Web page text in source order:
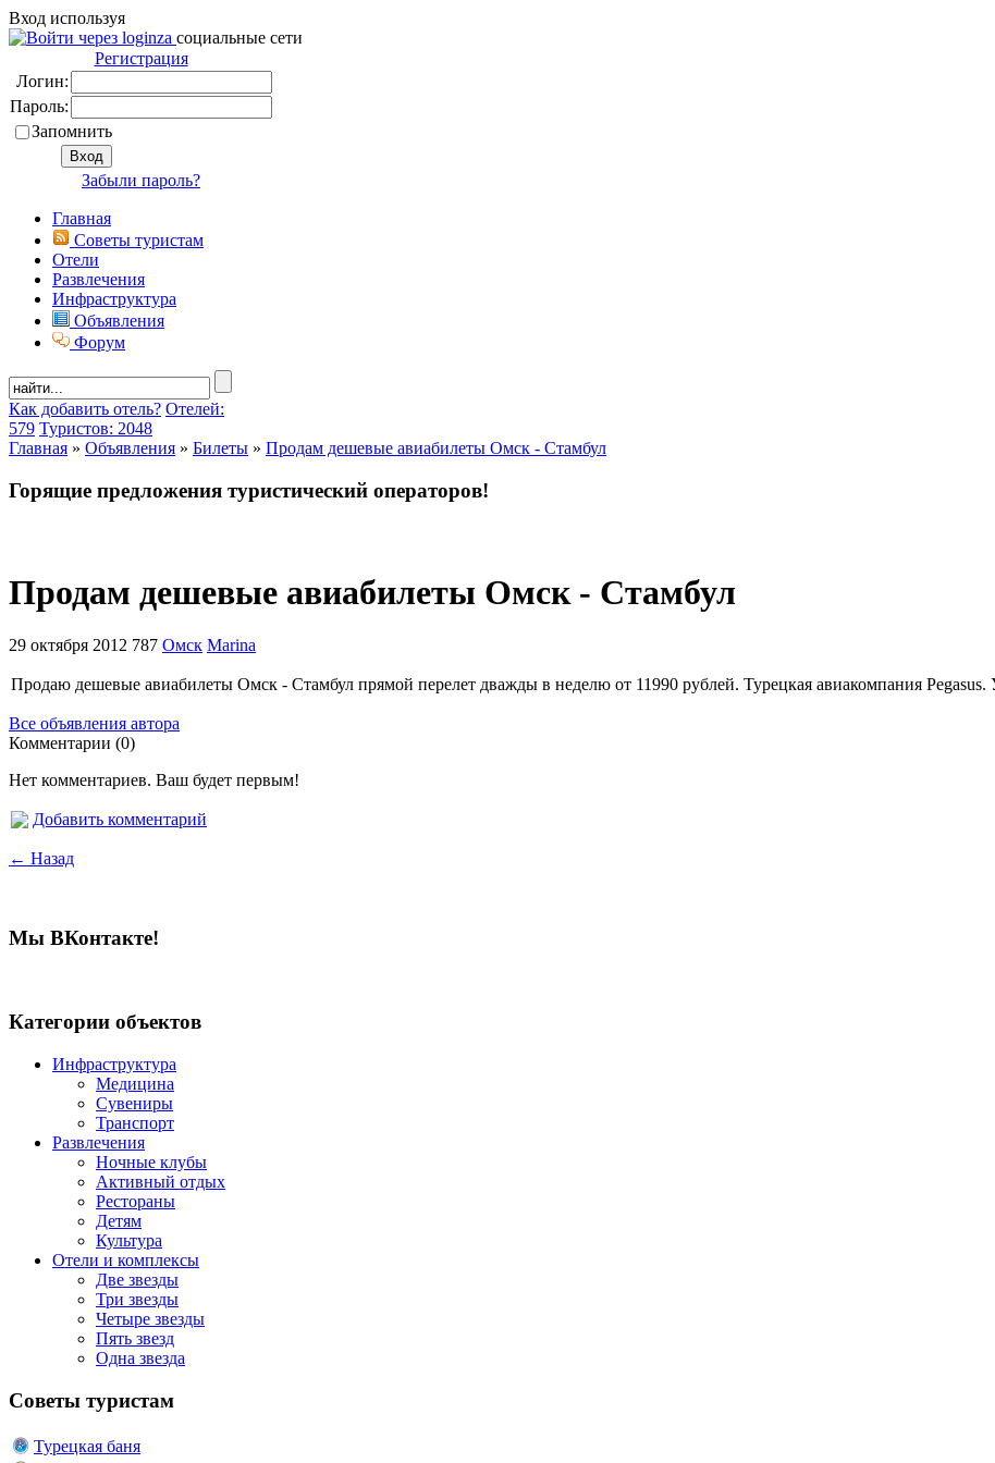
Вход используя
социальные сети
Регистрация
Логин:
Пароль:
Запомнить
Забыли пароль?
Главная
Советы туристам
Отели
Развлечения
Инфраструктура
Объявления
Форум
Как добавить отель? Отелей:
579 Туристов: 2048
Главная » Объявления » Билеты » Продам дешевые авиабилеты Омск - Стамбул
Горящие предложения туристический операторов!
Продам дешевые авиабилеты Омск - Стамбул
29 октября 2012 787 Омск Marina
Продаю дешевые авиабилеты Омск - Стамбул прямой перелет дважды в неделю от 11990 рублей. Турецкая авиакомпания
Все объявления автора
Комментарии (0)
Нет комментариев. Ваш будет первым!
Добавить комментарий
← Назад
Мы ВКонтакте!
Категории объектов
Инфраструктура
Медицина
Сувениры
Транспорт
Развлечения
Ночные клубы
Активный отдых
Рестораны
Детям
Культура
Отели и комплексы
Две звезды
Три звезды
Четыре звезды
Пять звезд
Одна звезда
Советы туристам
Турецкая баня